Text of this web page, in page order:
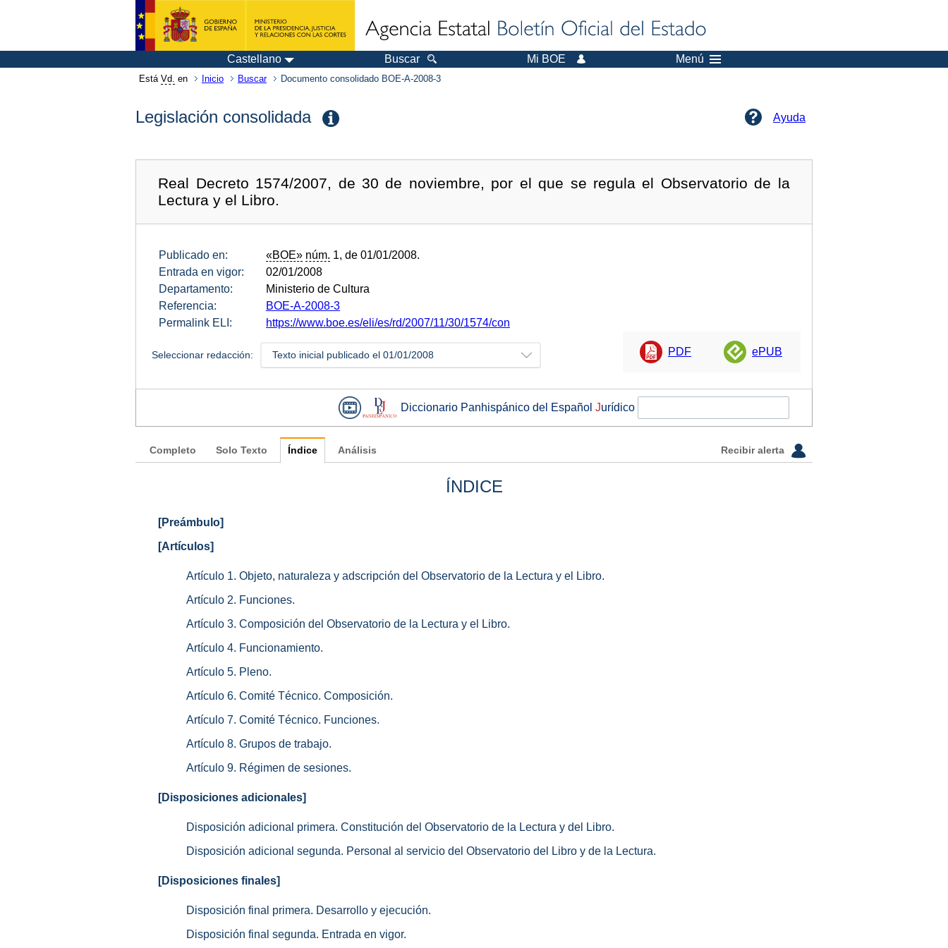
Castellano Buscar Mi BOE Menú
Está Vd. en Inicio Buscar Documento consolidado BOE-A-2008-3
Legislación consolidada Ayuda
Real Decreto 1574/2007, de 30 de noviembre, por el que se regula el Observatorio de la
Lectura y el Libro.
Publicado en: «BOE» núm. 1, de 01/01/2008.
Entrada en vigor:
02/01/2008
Departamento:
Ministerio de Cultura
Referencia:
BOE-A-2008-3
Permalink ELI:
https://www.boe.es/eli/es/rd/2007/11/30/1574/con
Seleccionar redacción: Texto inicial publicado el 01/01/2008 PDF ePUB
Diccionario Panhispánico del Español Jurídico
Completo Solo Texto Índice Análisis Recibir alerta
ÍNDICE
[Preámbulo]
[Artículos]
Artículo 1. Objeto, naturaleza y adscripción del Observatorio de la Lectura y el Libro.
Artículo 2. Funciones.
Artículo 3. Composición del Observatorio de la Lectura y el Libro.
Artículo 4. Funcionamiento.
Artículo 5. Pleno.
Artículo 6. Comité Técnico. Composición.
Artículo 7. Comité Técnico. Funciones.
Artículo 8. Grupos de trabajo.
Artículo 9. Régimen de sesiones.
[Disposiciones adicionales]
Disposición adicional primera. Constitución del Observatorio de la Lectura y del Libro.
Disposición adicional segunda. Personal al servicio del Observatorio del Libro y de la Lectura.
[Disposiciones finales]
Disposición final primera. Desarrollo y ejecución.
Disposición final segunda. Entrada en vigor.